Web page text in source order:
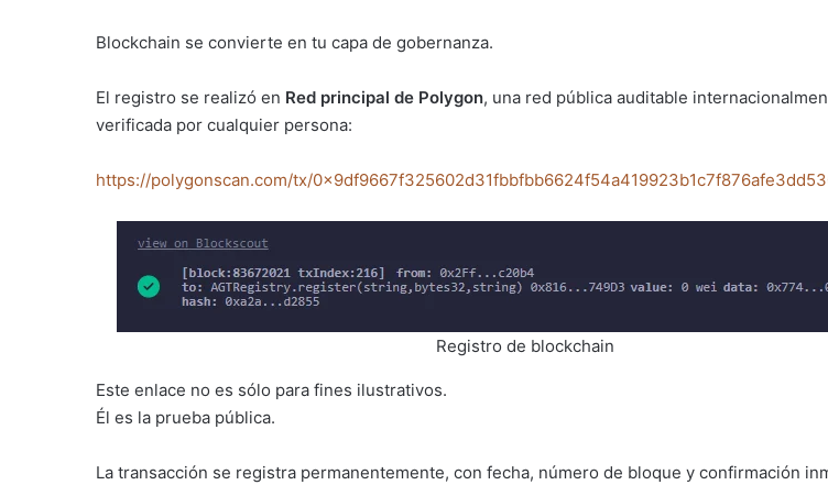
Blockchain se convierte en tu capa de gobernanza.
El registro se realizó en Red principal de Polygon, una red pública auditable
verificada por cualquier persona:
https://polygonscan.com/tx/
Registro de blockchain
Este enlace no es sólo para fines ilustrativos.
Él es la prueba pública.
La transacción se registra permanentemente, con fecha, número de bloque y confirmación